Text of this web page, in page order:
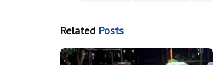
Related Posts